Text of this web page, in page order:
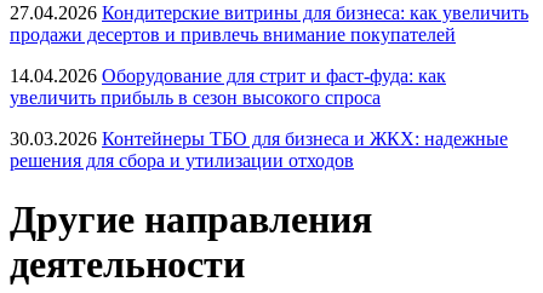
27.04.2026 Кондитерские витрины для бизнеса: как увеличить
продажи десертов и привлечь внимание покупателей
14.04.2026 Оборудование для стрит и фаст-фуда: как
увеличить прибыль в сезон высокого спроса
30.03.2026 Контейнеры ТБО для бизнеса и ЖКХ: надежные
решения для сбора и утилизации отходов
Другие направления
деятельности